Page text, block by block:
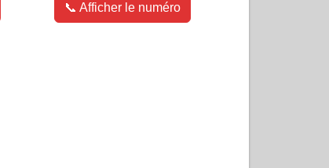
📞 Afficher le numéro